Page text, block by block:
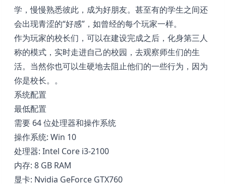
学，慢慢熟悉彼此，成为好朋友。甚至有的学生之间还
会出现青涩的“好感”，如曾经的每个玩家一样。
作为玩家的校长们，可以在建设完成之后，化身第三人
称的模式，实时走进自己的校园，去观察师生们的生
活。当然你也可以生硬地去阻止他们的一些行为，因为
你是校长。。
系统配置
最低配置
需要 64 位处理器和操作系统
操作系统: Win 10
处理器: Intel Core i3-2100
内存: 8 GB RAM
显卡: Nvidia GeForce GTX760